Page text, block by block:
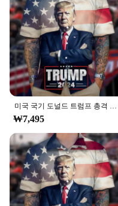
₩7,495